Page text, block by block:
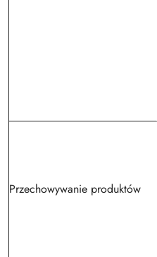
Przechowywanie produktów